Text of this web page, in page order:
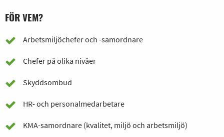
FÖR VEM?
Arbetsmiljöchefer och -samordnare
Chefer på olika nivåer
Skyddsombud
HR- och personalmedarbetare
KMA-samordnare (kvalitet, miljö och arbetsmiljö)